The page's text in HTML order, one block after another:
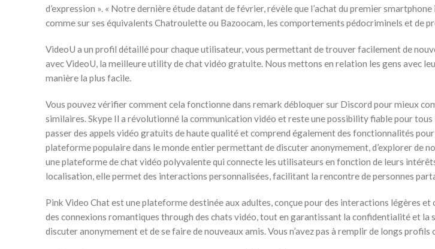
d’expression ». « Notre dernière étude datant de février, révèle que l’achat du premier
comme sur ses équivalents Chatroulette ou Bazoocam, les comportements pédocriminels et de
VideoU a un profil détaillé pour chaque utilisateur, vous permettant de trouver facilement de
avec VideoU, la meilleure utility de chat vidéo gratuite. Nous mettons en relation les gens avec
manière la plus facile.
Vous pouvez vérifier comment cela fonctionne dans remark débloquer sur Discord pour mieux
similaires. Skype Il a révolutionné la communication vidéo et reste une possibility fiable pour
passer des appels vidéo gratuits de haute qualité et comprend également des fonctionnalités
plateforme populaire dans le monde entier permettant de discuter anonymement, d’explorer de
une plateforme de chat vidéo polyvalente qui connecte les utilisateurs en fonction de leurs
localisation, elle permet des interactions personnalisées, facilitant la rencontre de personnes
Pink Video Chat est une plateforme destinée aux adultes, conçue pour des interactions légères
des connexions romantiques through des chats vidéo, tout en garantissant la confidentialité et la
discuter anonymement et de se faire de nouveaux amis. Vous n’avez pas à remplir de longs